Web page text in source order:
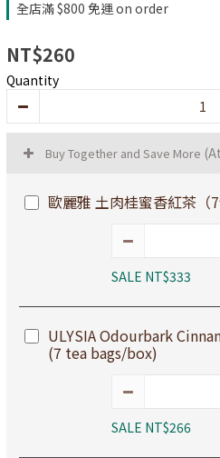
全店滿 $800 免運 on order
NT$260
Quantity
Buy Together and Save More
歐麗雅 土肉桂蜜香紅茶（7
SALE NT$333
ULYSIA Odourbark
(7 tea bags/box)
SALE NT$266